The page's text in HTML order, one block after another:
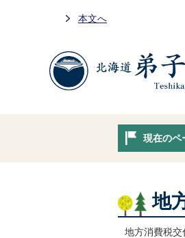
本文へ
現在のペ
地
地方消費税交